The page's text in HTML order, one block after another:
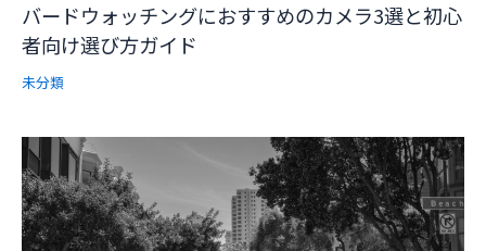
バードウォッチングにおすすめのカメラ3選と初心
者向け選び方ガイド
未分類